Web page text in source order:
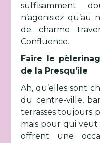
suffisamment
n’agonisiez
de charme
Confluence.
Faire le
de la Presqu’île
Ah, qu’elles sont
du centre-ville,
terrasses toujours
mais pour qui
offrent une